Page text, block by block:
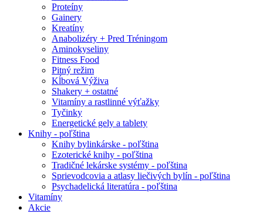
Proteíny
Gainery
Kreatíny
Anabolizéry + Pred Tréningom
Aminokyseliny
Fitness Food
Pitný režim
Kĺbová Výživa
Shakery + ostatné
Vitamíny a rastlinné výťažky
Tyčinky
Energetické gely a tablety
Knihy - poľština
Knihy bylinkárske - poľština
Ezoterické knihy - poľština
Tradičné lekárske systémy - poľština
Sprievodcovia a atlasy liečivých bylín - poľština
Psychadelická literatúra - poľština
Vitamíny
Akcie